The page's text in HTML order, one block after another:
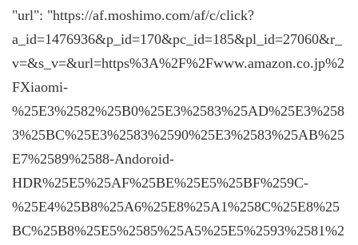
"url": "https://af.moshimo.com/af/c/click?
a_id=1476936&p_id=170&pc_id=185&pl_id=27060&r_
v=&s_v=&url=https%3A%2F%2Fwww.amazon.co.jp%2
FXiaomi-
%25E3%2582%25B0%25E3%2583%25AD%25E3%258
3%25BC%25E3%2583%2590%25E3%2583%25AB%25
E7%2589%2588-Andoroid-
HDR%25E5%25AF%25BE%25E5%25BF%259C-
%25E4%25B8%25A6%25E8%25A1%258C%25E8%25
BC%25B8%25E5%2585%25A5%25E5%2593%2581%2